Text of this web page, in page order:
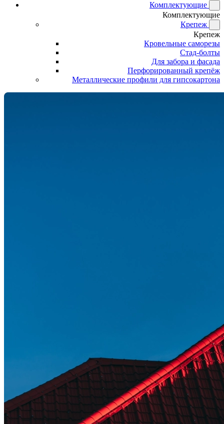
Комплектующие
Комплектующие
Крепеж
Крепеж
Кровельные саморезы
Стад-болты
Для забора и фасада
Перфорированный крепёж
Металлические профили для гипсокартона